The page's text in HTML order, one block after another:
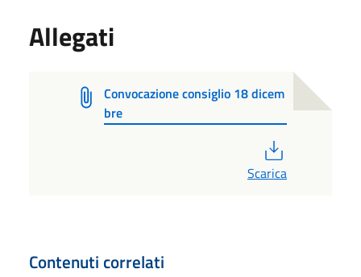
Allegati
Convocazione consiglio 18 dicem
bre
Scarica
Contenuti correlati